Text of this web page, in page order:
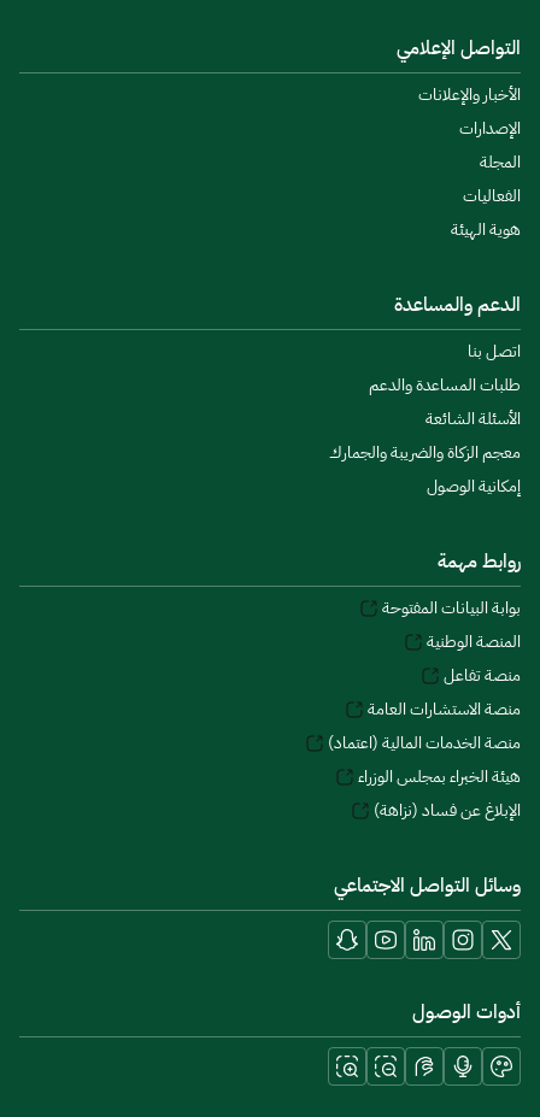
التواصل الإعلامي
الأخبار والإعلانات
الإصدارات
المجلة
الفعاليات
هوية الهيئة
الدعم والمساعدة
اتصل بنا
طلبات المساعدة والدعم
الأسئلة الشائعة
معجم الزكاة والضريبة والجمارك
إمكانية الوصول
روابط مهمة
بوابة البيانات المفتوحة
المنصة الوطنية
منصة تفاعل
منصة الاستشارات العامة
منصة الخدمات المالية (اعتماد)
هيئة الخبراء بمجلس الوزراء
الإبلاغ عن فساد (نزاهة)
وسائل التواصل الاجتماعي
أدوات الوصول